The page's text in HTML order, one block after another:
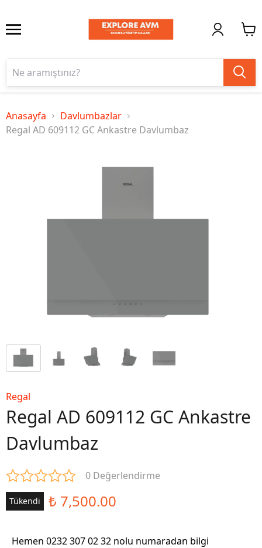
Anasayfa
Davlumbazlar
Regal AD 609112 GC Ankastre Davlumbaz
Regal
Regal AD 609112 GC Ankastre
Davlumbaz
0 Değerlendirme
Tükendi ₺ 7,500.00
Hemen 0232 307 02 32 nolu numaradan bilgi